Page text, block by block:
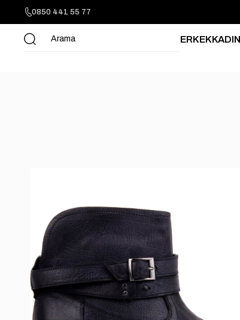
0850 441 55 77
ERKEKKADIN